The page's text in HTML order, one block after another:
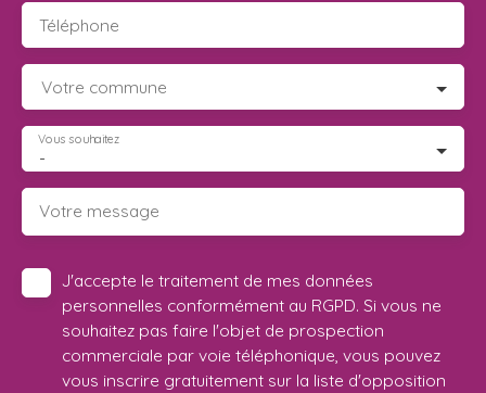
Téléphone
Votre commune
-
Vous souhaitez
Votre message
J'accepte le traitement de mes données
personnelles conformément au RGPD. Si vous ne
souhaitez pas faire l'objet de prospection
commerciale par voie téléphonique, vous pouvez
vous inscrire gratuitement sur la liste d'opposition